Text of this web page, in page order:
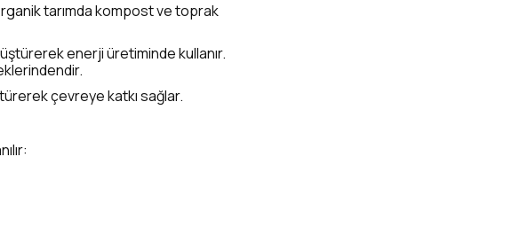
organik tarımda kompost ve toprak
enerji üretiminde kullanır.
çevreye katkı sağlar.